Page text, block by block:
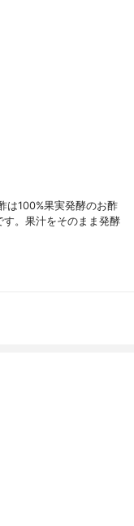
は100%果実発酵のお酢
。果汁をそのまま発酵